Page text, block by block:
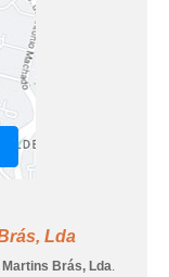
Lda
Martins Brás, Lda.